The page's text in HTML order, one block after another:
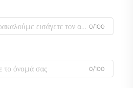
0/100
0/100